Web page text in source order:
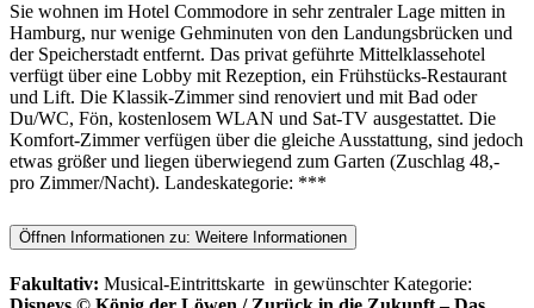
Sie wohnen im Hotel Commodore in sehr zentraler Lage mitten in
Hamburg, nur wenige Gehminuten von den Landungsbrücken und
der Speicherstadt entfernt. Das privat geführte Mittelklassehotel
verfügt über eine Lobby mit Rezeption, ein Frühstücks-Restaurant
und Lift. Die Klassik-Zimmer sind renoviert und mit Bad oder
Du/WC, Fön, kostenlosem WLAN und Sat-TV ausgestattet. Die
Komfort-Zimmer verfügen über die gleiche Ausstattung, sind jedoch
etwas größer und liegen überwiegend zum Garten (Zuschlag 48,-
pro Zimmer/Nacht). Landeskategorie: ***
Öffnen Informationen zu: Weitere Informationen
Fakultativ: Musical-Eintrittskarte in gewünschter Kategorie: